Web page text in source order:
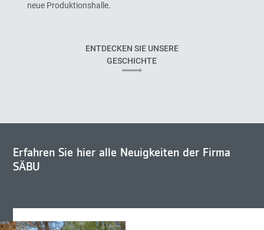
neue Produktionshalle.
ENTDECKEN SIE UNSERE
GESCHICHTE
Erfahren Sie hier alle Neuigkeiten der Firma
SÄBU